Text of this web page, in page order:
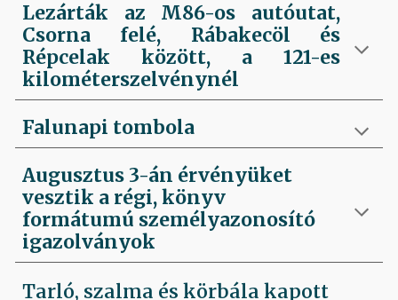
Lezárták az M86-os autóutat,
Csorna felé, Rábakecöl és
Répcelak között, a 121-es
kilométerszelvénynél
Falunapi tombola
Augusztus 3-án érvényüket
vesztik a régi, könyv
formátumú személyazonosító
igazolványok
Tarló, szalma és körbála kapott